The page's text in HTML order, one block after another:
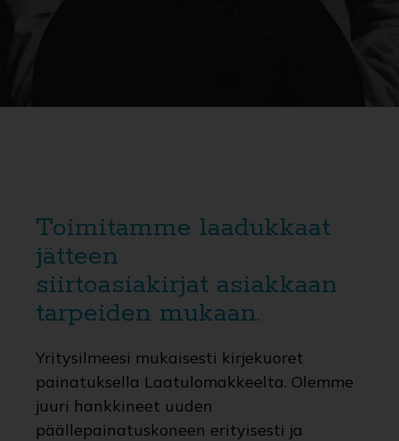
Toimitamme laadukkaat
jätteen
siirtoasiakirjat asiakkaan
tarpeiden mukaan.
Yritysilmeesi mukaisesti kirjekuoret
painatuksella Laatulomakkeelta. Olemme
juuri hankkineet uuden
päällepainatuskoneen erityisesti ja